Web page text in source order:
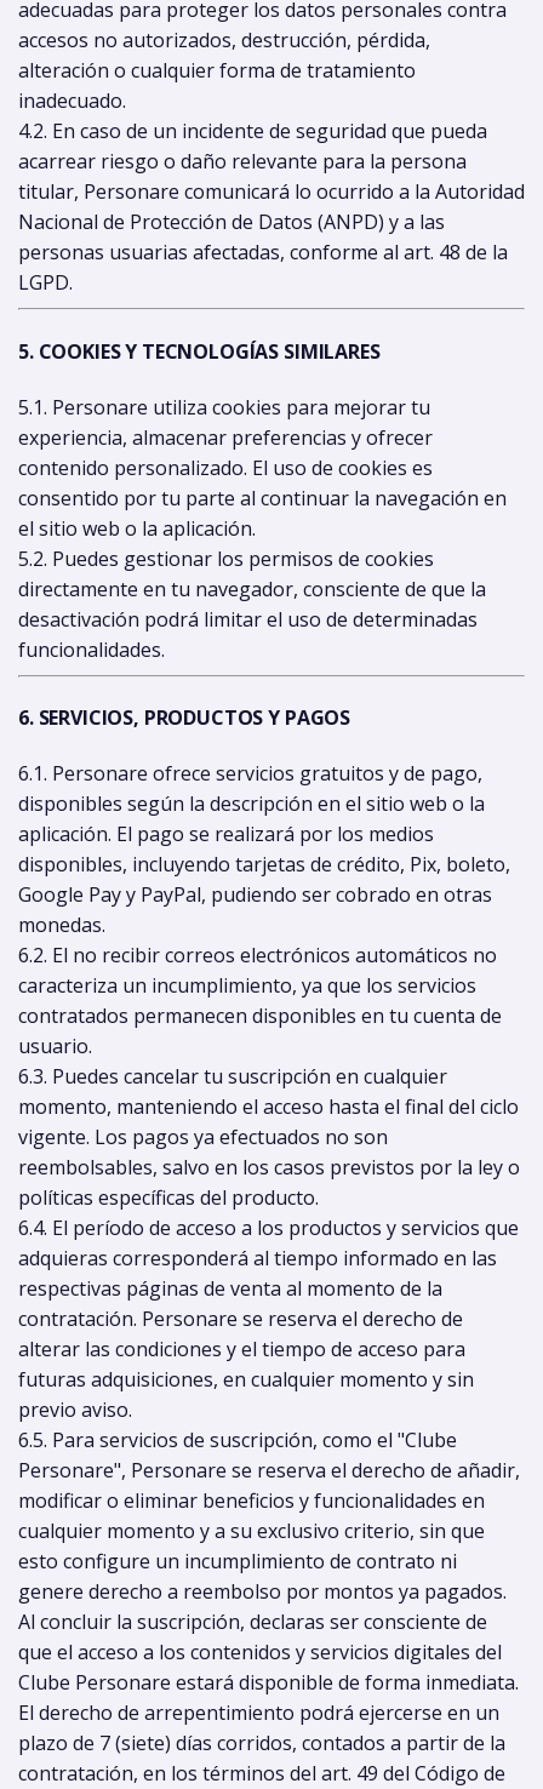
adecuadas para proteger los datos personales contra
accesos no autorizados, destrucción, pérdida,
alteración o cualquier forma de tratamiento
inadecuado.
4.2. En caso de un incidente de seguridad que pueda
acarrear riesgo o daño relevante para la persona
titular, Personare comunicará lo ocurrido a la Autoridad
Nacional de Protección de Datos (ANPD) y a las
personas usuarias afectadas, conforme al art. 48 de la
LGPD.
5. COOKIES Y TECNOLOGÍAS SIMILARES
5.1. Personare utiliza cookies para mejorar tu
experiencia, almacenar preferencias y ofrecer
contenido personalizado. El uso de cookies es
consentido por tu parte al continuar la navegación en
el sitio web o la aplicación.
5.2. Puedes gestionar los permisos de cookies
directamente en tu navegador, consciente de que la
desactivación podrá limitar el uso de determinadas
funcionalidades.
6. SERVICIOS, PRODUCTOS Y PAGOS
6.1. Personare ofrece servicios gratuitos y de pago,
disponibles según la descripción en el sitio web o la
aplicación. El pago se realizará por los medios
disponibles, incluyendo tarjetas de crédito, Pix, boleto,
Google Pay y PayPal, pudiendo ser cobrado en otras
monedas.
6.2. El no recibir correos electrónicos automáticos no
caracteriza un incumplimiento, ya que los servicios
contratados permanecen disponibles en tu cuenta de
usuario.
6.3. Puedes cancelar tu suscripción en cualquier
momento, manteniendo el acceso hasta el final del ciclo
vigente. Los pagos ya efectuados no son
reembolsables, salvo en los casos previstos por la ley o
políticas específicas del producto.
6.4. El período de acceso a los productos y servicios que
adquieras corresponderá al tiempo informado en las
respectivas páginas de venta al momento de la
contratación. Personare se reserva el derecho de
alterar las condiciones y el tiempo de acceso para
futuras adquisiciones, en cualquier momento y sin
previo aviso.
6.5. Para servicios de suscripción, como el "Clube
Personare", Personare se reserva el derecho de añadir,
modificar o eliminar beneficios y funcionalidades en
cualquier momento y a su exclusivo criterio, sin que
esto configure un incumplimiento de contrato ni
genere derecho a reembolso por montos ya pagados.
Al concluir la suscripción, declaras ser consciente de
que el acceso a los contenidos y servicios digitales del
Clube Personare estará disponible de forma inmediata.
El derecho de arrepentimiento podrá ejercerse en un
plazo de 7 (siete) días corridos, contados a partir de la
contratación, en los términos del art. 49 del Código de